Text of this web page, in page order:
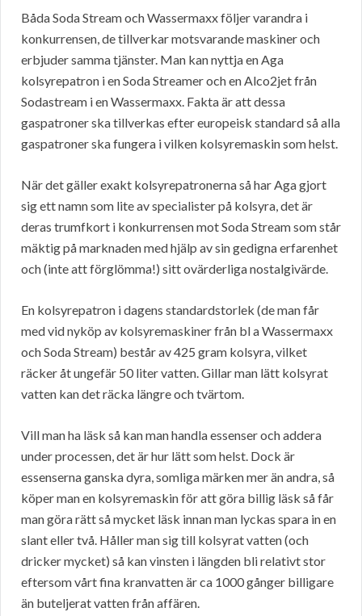
Båda Soda Stream och Wassermaxx följer varandra i
konkurrensen, de tillverkar motsvarande maskiner och
erbjuder samma tjänster. Man kan nyttja en Aga
kolsyrepatron i en Soda Streamer och en Alco2jet från
Sodastream i en Wassermaxx. Fakta är att dessa
gaspatroner ska tillverkas efter europeisk standard så alla
gaspatroner ska fungera i vilken kolsyremaskin som helst.
När det gäller exakt kolsyrepatronerna så har Aga gjort
sig ett namn som lite av specialister på kolsyra, det är
deras trumfkort i konkurrensen mot Soda Stream som står
mäktig på marknaden med hjälp av sin gedigna erfarenhet
och (inte att förglömma!) sitt ovärderliga nostalgivärde.
En kolsyrepatron i dagens standardstorlek (de man får
med vid nyköp av kolsyremaskiner från bl a Wassermaxx
och Soda Stream) består av 425 gram kolsyra, vilket
räcker åt ungefär 50 liter vatten. Gillar man lätt kolsyrat
vatten kan det räcka längre och tvärtom.
Vill man ha läsk så kan man handla essenser och addera
under processen, det är hur lätt som helst. Dock är
essenserna ganska dyra, somliga märken mer än andra, så
köper man en kolsyremaskin för att göra billig läsk så får
man göra rätt så mycket läsk innan man lyckas spara in en
slant eller två. Håller man sig till kolsyrat vatten (och
dricker mycket) så kan vinsten i längden bli relativt stor
eftersom vårt fina kranvatten är ca 1000 gånger billigare
än buteljerat vatten från affären.